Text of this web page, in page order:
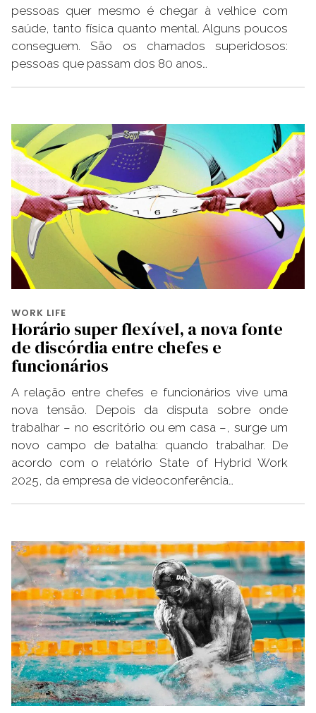
pessoas quer mesmo é chegar à velhice com
saúde, tanto física quanto mental. Alguns poucos
conseguem. São os chamados superidosos:
pessoas que passam dos 80 anos…
WORK LIFE
Horário super flexível, a nova fonte
de discórdia entre chefes e
funcionários
A relação entre chefes e funcionários vive uma
nova tensão. Depois da disputa sobre onde
trabalhar – no escritório ou em casa –, surge um
novo campo de batalha: quando trabalhar. De
acordo com o relatório State of Hybrid Work
2025, da empresa de videoconferência…